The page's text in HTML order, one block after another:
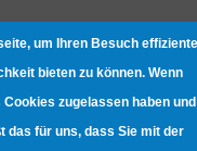
um Ihren Besuch
bieten zu können. Wenn
zugelassen haben und
das für uns, dass Sie mit der